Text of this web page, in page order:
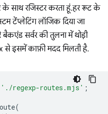
साथ रजिस्टर करता हूं. हर रूट के
टेंप्लेटिंग लॉजिक दिया जा
बैकएंड सर्वर की तुलना में थोड़ी
से इसमें काफ़ी मदद मिलती है.
'./regexp-routes.mjs' ;
(